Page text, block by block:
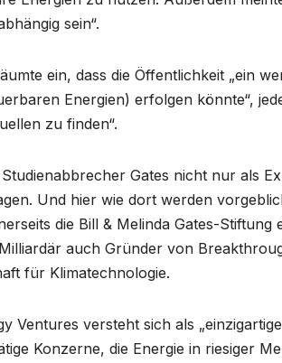
sein“.
ein, dass die Öffentlichkeit „ein
Energien) erfolgen könnte“,
zu finden“.
Gates nicht nur als
Und hier wie dort werden
die Bill & Melinda Gates-
auch Gründer von
für Klimatechnologie.
Ventures versteht sich als
Konzerne, die Energie in riesiger